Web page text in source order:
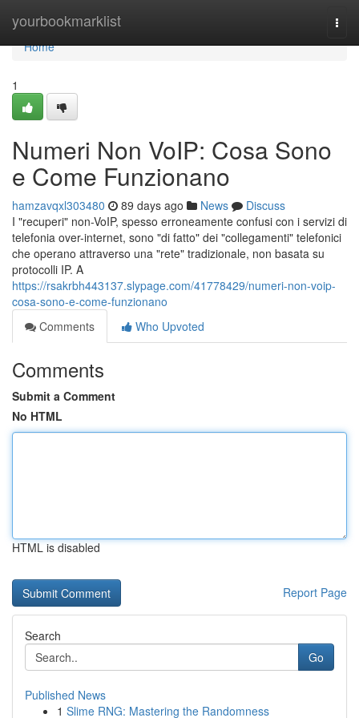
yourbookmarklist
Home
Home
1
Numeri Non VoIP: Cosa Sono
e Come Funzionano
hamzavqxl303480 89 days ago News
Discuss
I "recuperi" non-VoIP, spesso erroneamente confusi con i servizi di
telefonia over-internet, sono "di fatto" dei "collegamenti" telefonici
che operano attraverso una "rete" tradizionale, non basata su
protocolli IP. A
https://rsakrbh443137.slypage.com/41778429/numeri-non-voip-
cosa-sono-e-come-funzionano
Comments
Who Upvoted
Comments
Submit a Comment
No HTML
HTML is disabled
Report Page
Search
Go
Published News
1 Slime RNG: Mastering the Randomness